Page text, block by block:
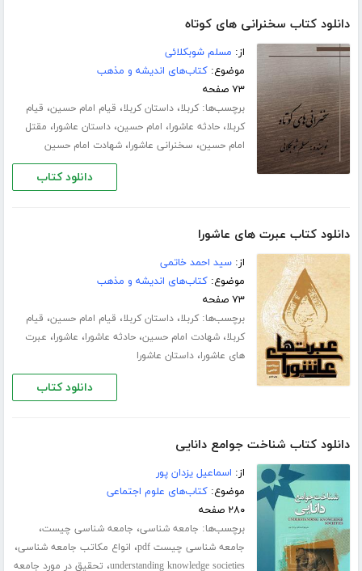
دانلود کتاب سخنرانی های کوتاه
از: مسلم شوبکلائی
موضوع:کتاب‌های اندیشه و مذهب
۷۳ صفحه
برچسب‌ها:کربلا،داستان کربلا، قیام امام حسین، قیام
کربلا،حادثه عاشورا، امام حسین،داستان عاشورا، مقتل
امام حسین، سخنرانی عاشورا،شهادت امام حسین
دانلود کتاب
دانلود کتاب عبرت های عاشورا
از:سید احمد خاتمی
موضوع:کتاب‌های اندیشه و مذهب
۷۳ صفحه
برچسب‌ها:کربلا،داستان کربلا، قیام امام حسین، قیام
کربلا،شهادت امام حسین،حادثه عاشورا، عاشورا، عبرت
های عاشورا،داستان عاشورا
دانلود کتاب
دانلود کتاب شناخت جوامع دانایی
از: اسماعیل یزدان پور
موضوع:کتاب‌های علوم اجتماعی
۲۸۰ صفحه
برچسب‌ها: جامعه شناسی، جامعه شناسی چیست،
جامعه شناسی چیست pdf ، انواع مکاتب جامعه شناسی،
understanding knowledge societies، تحقیق در مورد جامعه